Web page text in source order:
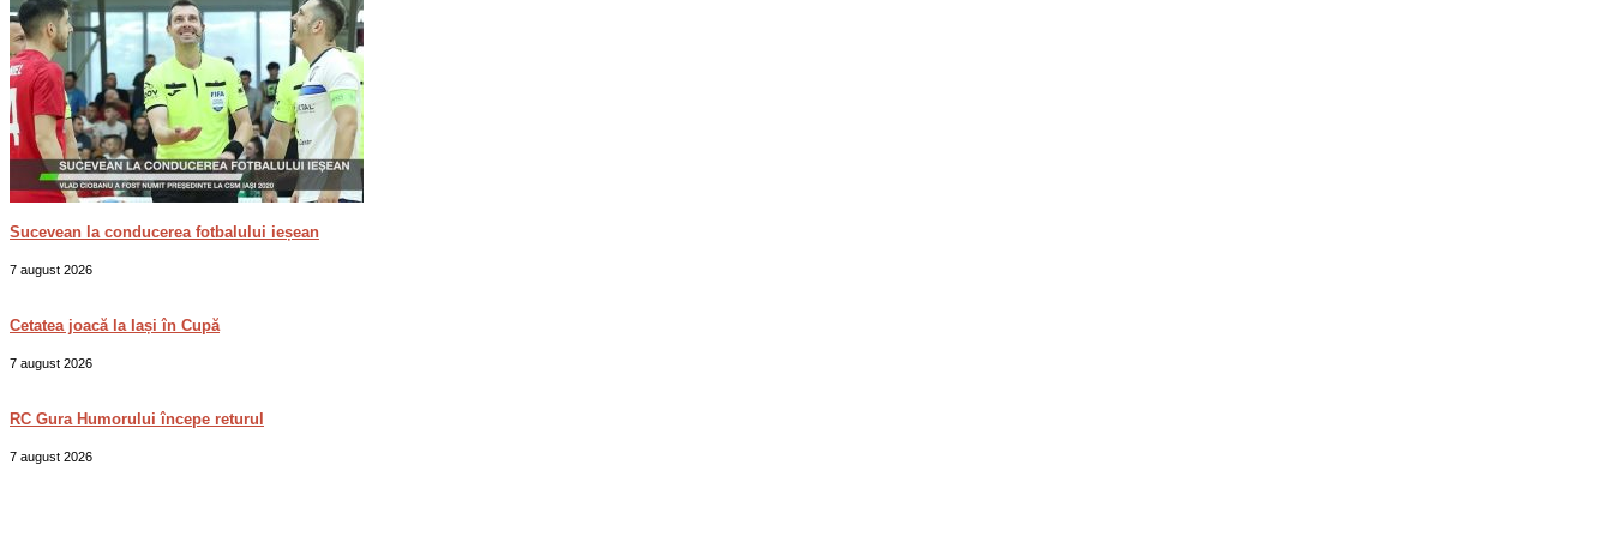
Sucevean la conducerea fotbalului ieșean
7 august 2026
Cetatea joacă la Iași în Cupă
7 august 2026
RC Gura Humorului începe returul
7 august 2026